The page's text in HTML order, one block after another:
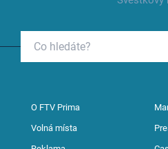
O FTV Prima
Volná místa